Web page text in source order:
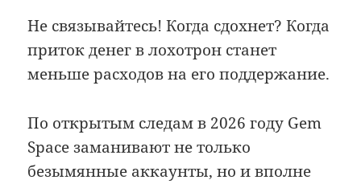
Не связывайтесь! Когда сдохнет? Когда
приток денег в лохотрон станет
меньше расходов на его поддержание.
По открытым следам в 2026 году Gem
Space заманивают не только
безымянные аккаунты, но и вполне